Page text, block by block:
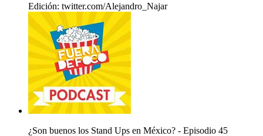
Edición: twitter.com/Alejandro_Najar
¿Son buenos los Stand Ups en México? - Episodio 45